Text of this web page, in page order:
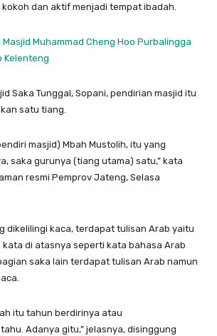
dan aktif menjadi tempat ibadah.
Masjid Muhammad Cheng Hoo Purbalingga
Kelenteng
Saka Tunggal, Sopani, pendirian masjid itu
satu tiang.
masjid) Mbah Mustolih, itu yang
saka gurunya (tiang utama) satu,” kata
resmi Pemprov Jateng, Selasa
dikelilingi kaca, terdapat tulisan Arab yaitu
kata di atasnya seperti kata bahasa Arab
saka lain terdapat tulisan Arab namun
itu tahun berdirinya atau
Adanya gitu,” jelasnya, disinggung